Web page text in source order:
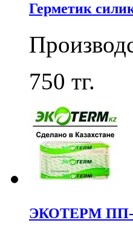
Герметик
750 тг.
ЭКОТЕРМ ПП-